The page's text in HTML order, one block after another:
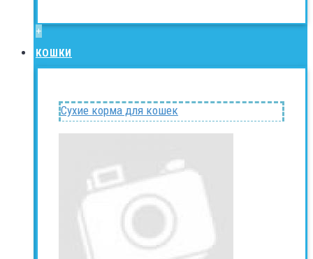
+
КОШКИ
Сухие корма для кошек